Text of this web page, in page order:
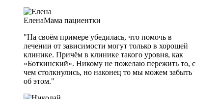
ЕленаМама пациентки
"На своём примере убедилась, что помочь в
лечении от зависимости могут только в хорошей
клинике. Причём в клинике такого уровня, как
«Боткинский». Никому не пожелаю пережить то, с
чем столкнулись, но наконец то мы можем забыть
об этом."